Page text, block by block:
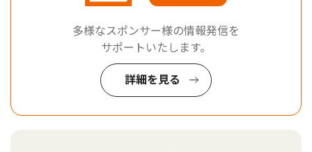
多様なスポンサー様の情報発信を
サポートいたします。
詳細を見る